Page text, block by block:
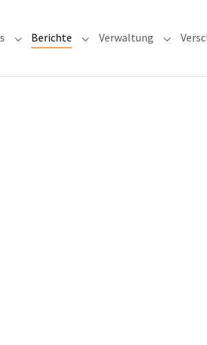
Submenu for "Teams"
Berichte Submenu for "Berichte"
Verwaltung